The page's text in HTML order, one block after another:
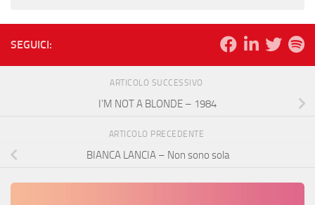
SEGUICI:
ARTICOLO SUCCESSIVO
I’M NOT A BLONDE – 1984
ARTICOLO PRECEDENTE
BIANCA LANCIA – Non sono sola